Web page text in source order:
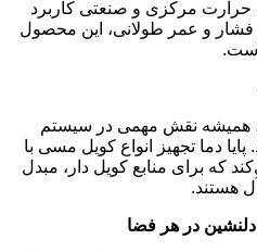
حرارت مرکزی و صنعتی کاربرد
فشار و عمر طولانی، این محصول
است.
همیشه نقش مهمی در سیستم‌
دما تجهیز انواع کویل مسی با
که برای منابع کویل ‌دار، مبدل
هستند.
در هر فضا